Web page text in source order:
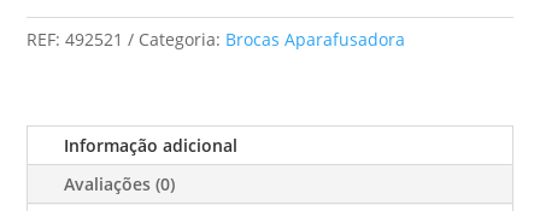
Para
Furos
D
REF:492521 Categoria: Brocas Aparafusadora
Informação adicional
Avaliações (0)